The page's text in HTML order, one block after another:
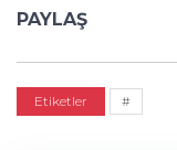
PAYLAŞ
Etiketler #